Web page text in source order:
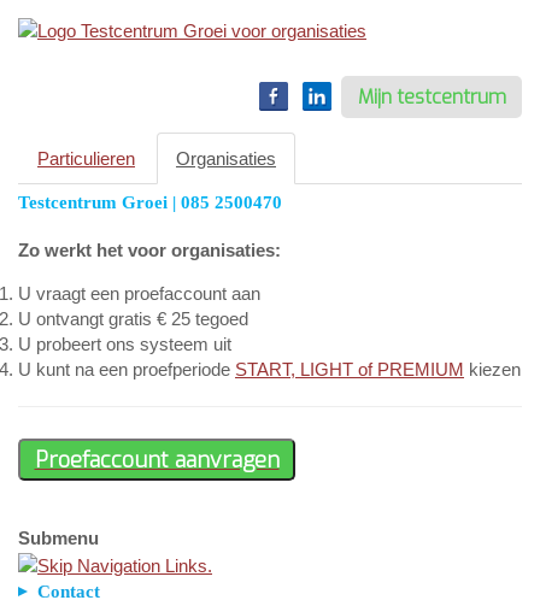
Mijn testcentrum
Particulieren Organisaties
Testcentrum Groei | 085 2500470
Zo werkt het voor organisaties:
U vraagt een proefaccount aan
U ontvangt gratis € 25 tegoed
U probeert ons systeem uit
U kunt na een proefperiode START, LIGHT of PREMIUM kiezen
Submenu
Contact